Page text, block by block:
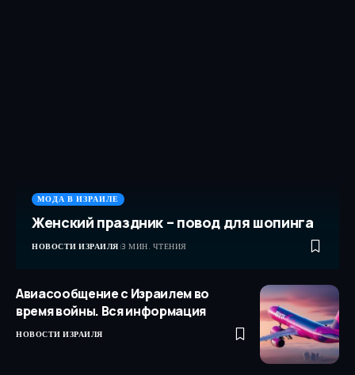
МОДА В ИЗРАИЛЕ
Женский праздник – повод для шопинга
НОВОСТИ ИЗРАИЛЯ 3 МИН. ЧТЕНИЯ
Авиасообщение с Израилем во
время войны. Вся информация
НОВОСТИ ИЗРАИЛЯ